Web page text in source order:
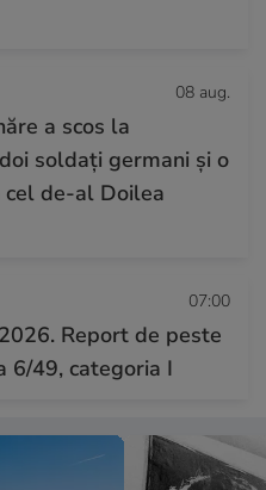
08 aug.
a scos la
soldați germani și o
de-al Doilea
07:00
Report de peste
6/49, categoria I